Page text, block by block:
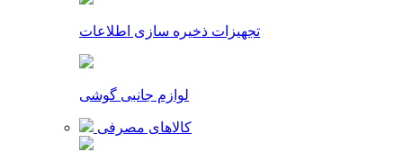
تجهیزات ذخیره سازی اطلاعات
لوازم جانبی گوشی
کالاهای مصرفی